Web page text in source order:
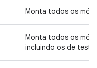
Monta todos os
Monta todos os
incluindo os de teste.